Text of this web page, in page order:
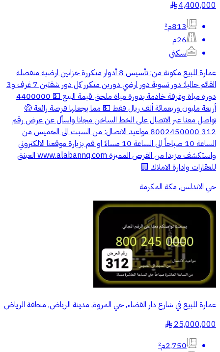
4,400,000
§
813م²
26م
سكني
عمارة للبيع مكونة من: تأسيس 8 أدوار متكررة خزانين ارضية منفصلة
القائم حاليا: دور تسوية دور ارضي دورين متكرر كل دور شقتين 7 غرف و3
دورة مياة وغرفة خادمة بدورة مياة ملحق قيمة البيع 💵 4400000
أربعة مليون وربعمائة ألف ريال فقط 💵 مما يجعلها فرصة رائعة 🤑
تواصل معنا عبر الاتصال على الخط الساخن مجانا واسأل عن عرض رقم
312 8002450000 مواعيد الاتصال: من السبت الى الخميس من
الساعة 10 صباحاً الى الساعة 10 مساءً او قم بزيارة موقعنا الالكتروني
واستكشف مزيدا من الفرص المميزة www.alabannq.com العبنق
للعقارات وادارة الاملاك 🏢
حي الاندلس, مكة المكرمة
عمارة للبيع في شارع دار القضاء, حي المروة, مدينة الرياض, منطقة الرياض
25,000,000
§
2,750م²